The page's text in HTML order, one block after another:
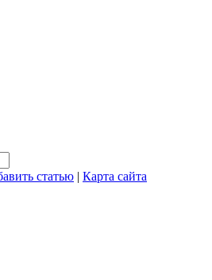
статью | Карта сайта